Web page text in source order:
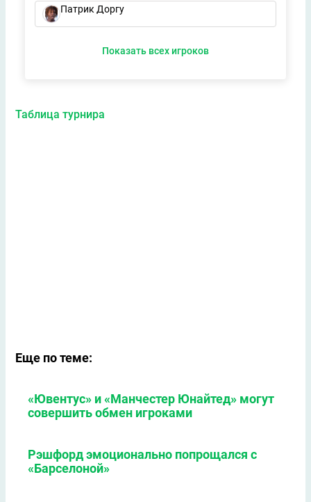
Патрик Доргу
Показать всех игроков
Таблица турнира
Еще по теме:
«Ювентус» и «Манчестер Юнайтед» могут
совершить обмен игроками
Рэшфорд эмоционально попрощался с
«Барселоной»